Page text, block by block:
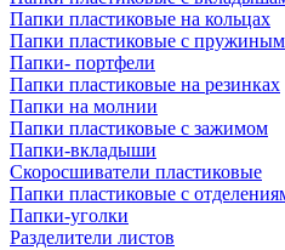
Папки пластиковые на кольцах
Папки пластиковые с
Папки- портфели
Папки пластиковые на резинках
Папки на молнии
Папки пластиковые с зажимом
Папки-вкладыши
Скоросшиватели пластиковые
Папки пластиковые с
Папки-уголки
Разделители листов